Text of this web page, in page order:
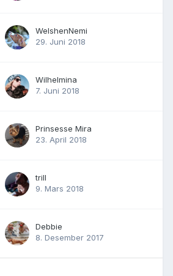
WelshenNemi
29. Juni 2018
Wilhelmina
7. Juni 2018
Prinsesse Mira
23. April 2018
trill
9. Mars 2018
Debbie
8. Desember 2017